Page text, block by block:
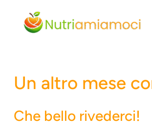
contenuto
Un altro mese
Che bello rivederci!